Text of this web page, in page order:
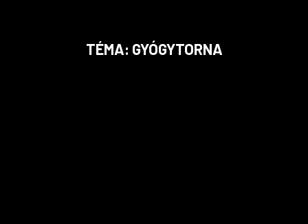
TÉMA: GYÓGYTORNA